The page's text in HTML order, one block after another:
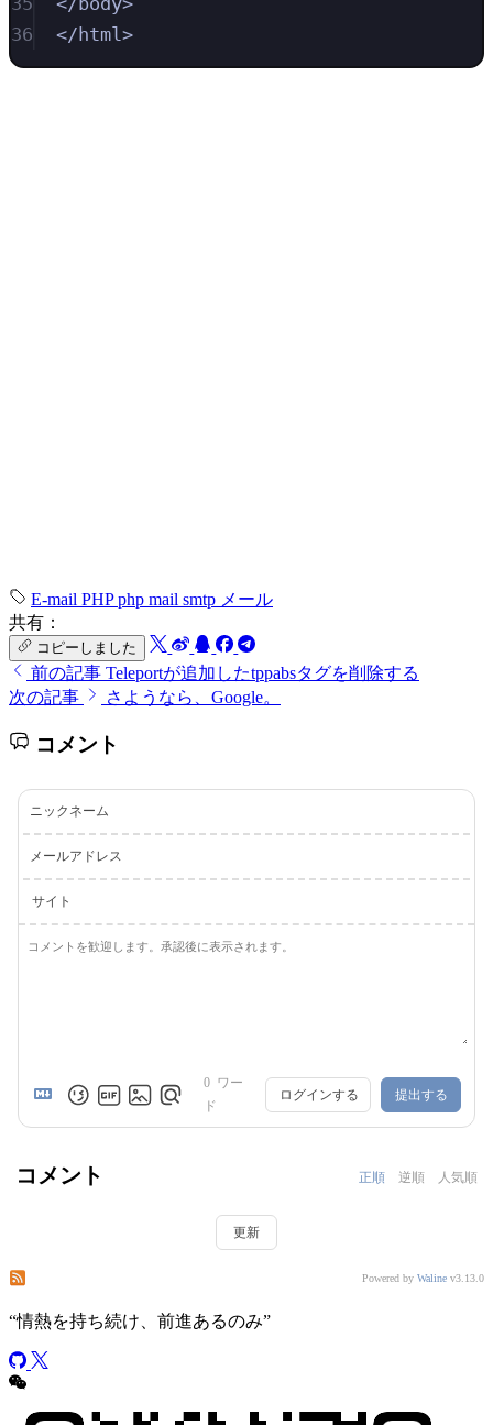
36
</html>
E-mail PHPphp mail smtp メール
共有：
コピーしました
前の記事 Teleportが追加したtppabsタグを削除する
次の記事
さようなら、Google。
コメント
ニックネーム
メールアドレス
サイト
0 ワー
ド
ログインする 提出する
コメント 正順 逆順 人気順
更新
このサイトのコメントを購読するPowered by Waline v3.13.0
“情熱を持ち続け、前進あるのみ”